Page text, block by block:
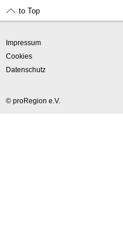
to Top
Impressum
Cookies
Datenschutz
© proRegion e.V.